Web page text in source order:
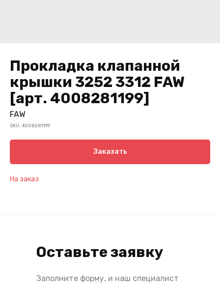
Прокладка клапанной
крышки 3252 3312 FAW
[арт. 4008281199]
FAW
SKU: 4008281199
Заказать
На заказ
Оставьте заявку
Заполните форму, и наш специалист